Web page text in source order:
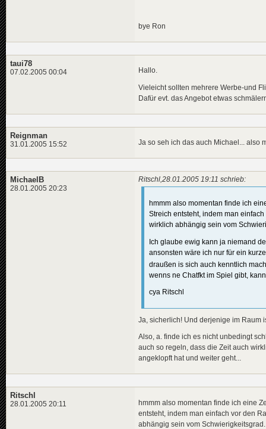
bye Ron
taui78
07.02.2005 00:04 Hallo.
Vieleicht sollten mehrere Werbe-und
Dafür evt. das Angebot etwas
Reignman
31.01.2005 15:52 Ja so seh ich das auch Michael... also
MichaelB
28.01.2005 20:23
Ritschl,28.01.2005 19:11 schrieb:
hmmm also momentan finde ich
Streich entsteht, indem man
wirklich abhängig sein vom
Ich glaube ewig kann ja niemand
ansonsten wäre ich nur für ein
draußen is sich auch kenntlich
wenns ne Chatfkt im Spiel gibt,
cya Ritschl
Ja, sicherlich! Und derjenige im Raum
Also, a. finde ich es nicht unbedingt
auch so regeln, dass die Zeit auch
angeklopft hat und weiter geht...
Ritschl
28.01.2005 20:11
hmmm also momentan finde ich eine
entsteht, indem man einfach vor den
abhängig sein vom Schwierigkeitsgrad.